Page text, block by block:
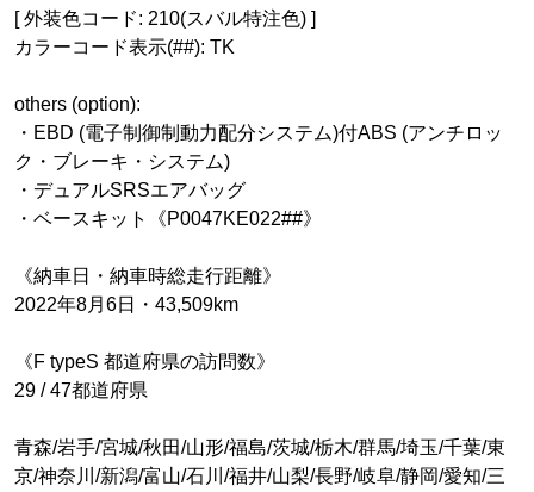
[ 外装色コード: 210(スバル特注色) ]
カラーコード表示(##): TK
others (option):
・EBD (電子制御制動力配分システム)付ABS (アンチロッ
ク・ブレーキ・システム)
・デュアルSRSエアバッグ
・ベースキット《P0047KE022##》
《納車日・納車時総走行距離》
2022年8月6日・43,509km
《F typeS 都道府県の訪問数》
29 / 47都道府県
青森/岩手/宮城/秋田/山形/福島/茨城/栃木/群馬/埼玉/千葉/東
京/神奈川/新潟/富山/石川/福井/山梨/長野/岐阜/静岡/愛知/三